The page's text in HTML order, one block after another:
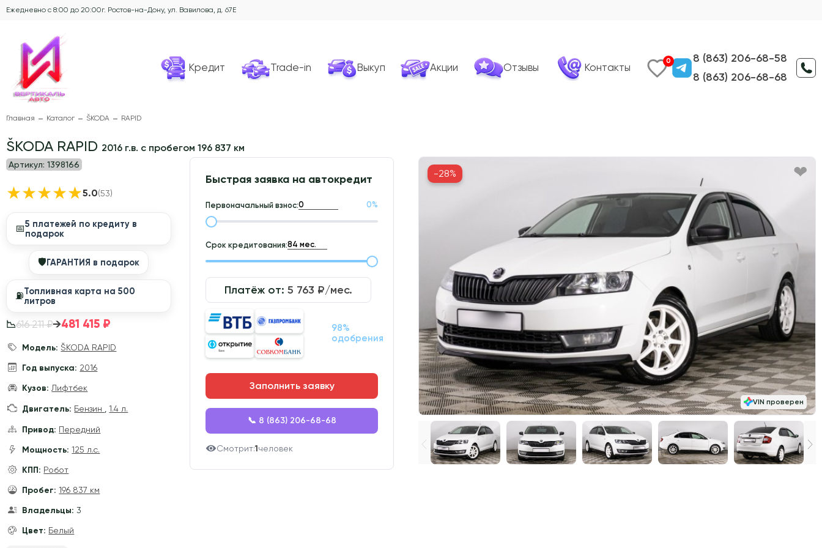
Ежедневно с 8:00 до 20:00г. Ростов-на-Дону, ул. Вавилова, д. 67Е
Кредит Trade-in Выкуп Акции Отзывы Контакты
0
8 (863) 206-68-58
8 (863) 206-68-68
Главная Каталог ŠKODA RAPID
ŠKODA RAPID 2016 г.в. с пробегом 196 837 км
Артикул: 1398166
★★★★★5.0(53)
📅5 платежей по кредиту в
подарок
🛡ГАРАНТИЯ в подарок
⛽️Топливная карта на 500
литров
📉616 211 ₽→481 415 ₽
Модель: ŠKODA RAPID
Год выпуска: 2016
Кузов: Лифтбек
Двигатель: Бензин ,1.4 л.
Привод: Передний
Мощность: 125 л.с.
КПП: Робот
Пробег: 196 837 км
Владельцы: 3
Цвет: Белый
Быстрая заявка на автокредит
Первоначальный взнос: 0%
Срок кредитования:
Платёж от: 5 763 ₽/мес.
98%
одобрения
Заполнить заявку
📞 8 (863) 206-68-68
Смотрит:1человек
VIN проверен
-28%